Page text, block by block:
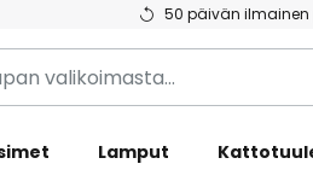
50 päivän
Lamput